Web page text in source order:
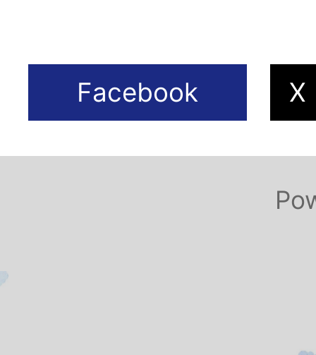
Copyright© つるみワー